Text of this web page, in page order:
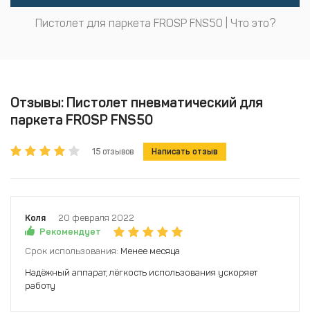
Пистолет для паркета FROSP FNS50 | Что это?
Отзывы: Пистолет пневматический для
паркета FROSP FNS50
15 отзывов Написать отзыв
Коля
20 февраля 2022
Рекомендует
Срок использования: Менее месяца
Надёжный аппарат, лёгкость использования ускоряет
работу